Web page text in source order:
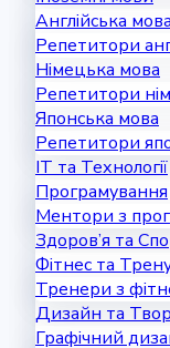
Англійська мова
Репетитори
Німецька мова
Репетитори
Японська мова
Репетитори
IT та Технології
Програмування
Ментори з
Здоров’я та
Фітнес та
Тренери з
Дизайн та
Графічний